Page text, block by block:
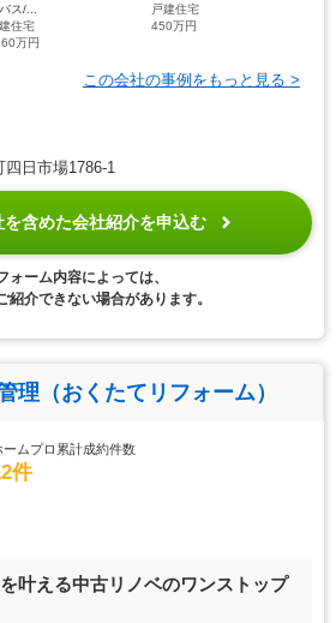
ス/...
住宅
万円
戸建住宅
450万円
この会社の事例をもっと見る >
日市場1786-1
を含めた会社紹介を申込む
ォーム内容によっては、
紹介できない場合があります。
理（おくたてリフォーム）
ームプロ累計成約件数
件
叶える中古リノベのワンストップ